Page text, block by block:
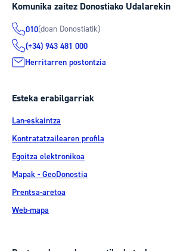
Komunika zaitez Donostiako Udalarekin
010(doan Donostiatik)
(+34) 943 481 000
Herritarren postontzia
Esteka erabilgarriak
Lan-eskaintza
Kontratatzailearen profila
Egoitza elektronikoa
Mapak - GeoDonostia
Prentsa-aretoa
Web-mapa